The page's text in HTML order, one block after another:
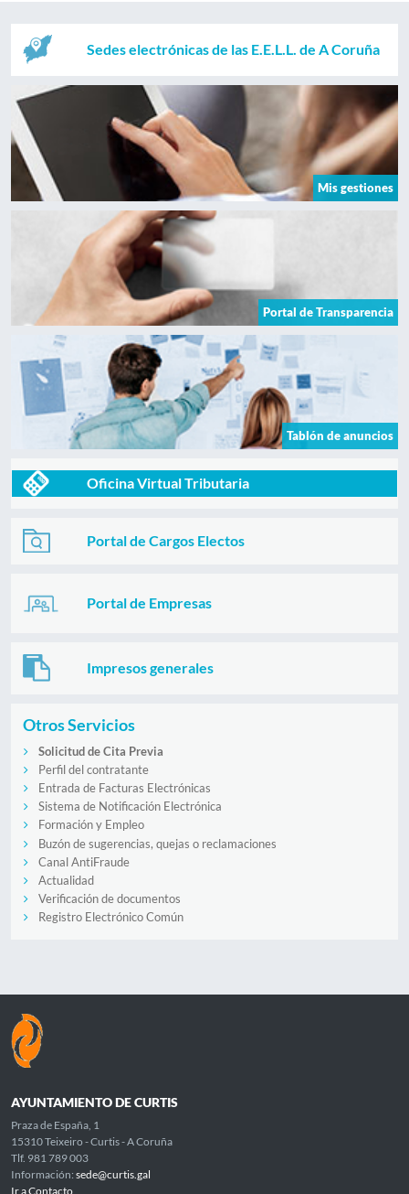
Sedes electrónicas de las E.E.L.L. de A Coruña
Mis gestiones
Portal de Transparencia
Tablón de anuncios
Oficina Virtual Tributaria
Portal de Cargos Electos
Portal de Empresas
Impresos generales
Otros Servicios
Solicitud de Cita Previa
Perfil del contratante
Entrada de Facturas Electrónicas
Sistema de Notificación Electrónica
Formación y Empleo
Buzón de sugerencias, quejas o reclamaciones
Canal AntiFraude
Actualidad
Verificación de documentos
Registro Electrónico Común
AYUNTAMIENTO DE CURTIS
Praza de España, 1
15310 Teixeiro - Curtis - A Coruña
Tlf. 981 789 003
Información: sede@curtis.gal
Ir a Contacto